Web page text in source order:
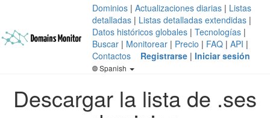
Dominios | Actualizaciones diarias | Listas
detalladas | Listas detalladas extendidas |
Datos históricos globales | Tecnologías |
Buscar | Monitorear | Precio | FAQ | API |
Contactos
Registrarse | Iniciar sesión
Spanish
Descargar la lista de .ses